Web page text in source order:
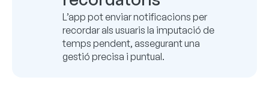
L’app pot enviar notificacions per
recordar als usuaris la imputació de
temps pendent, assegurant una
gestió precisa i puntual.